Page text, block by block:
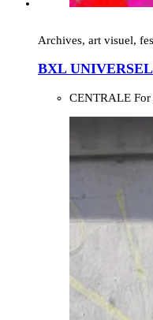
Archives, art visuel,
BXL
CENTRALE